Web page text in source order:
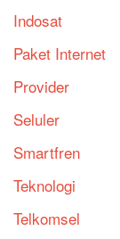
Indosat
Paket Internet
Provider
Seluler
Smartfren
Teknologi
Telkomsel